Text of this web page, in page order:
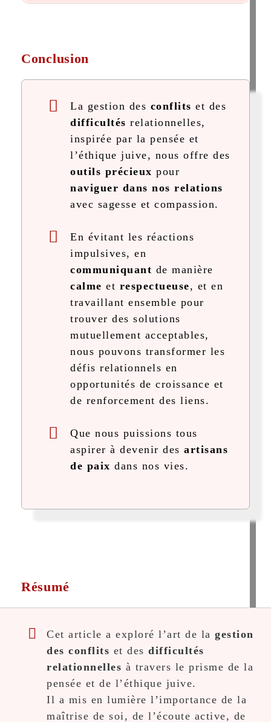
Conclusion
La gestion des conflits et des
difficultés relationnelles,
inspirée par la pensée et
l’éthique juive, nous offre des
outils précieux pour
naviguer dans nos relations
avec sagesse et compassion.
En évitant les réactions
impulsives, en
communiquant de manière
calme et respectueuse, et en
travaillant ensemble pour
trouver des solutions
mutuellement acceptables,
nous pouvons transformer les
défis relationnels en
opportunités de croissance et
de renforcement des liens.
Que nous puissions tous
aspirer à devenir des artisans
de paix dans nos vies.
Résumé
Cet article a exploré l’art de lagestion
des conflits et desdifficultés
relationnelles à travers le prisme de la
pensée et de l’éthique juive.
Il a mis en lumière l’importance de la
maîtrise de soi, de l’écoute active, de